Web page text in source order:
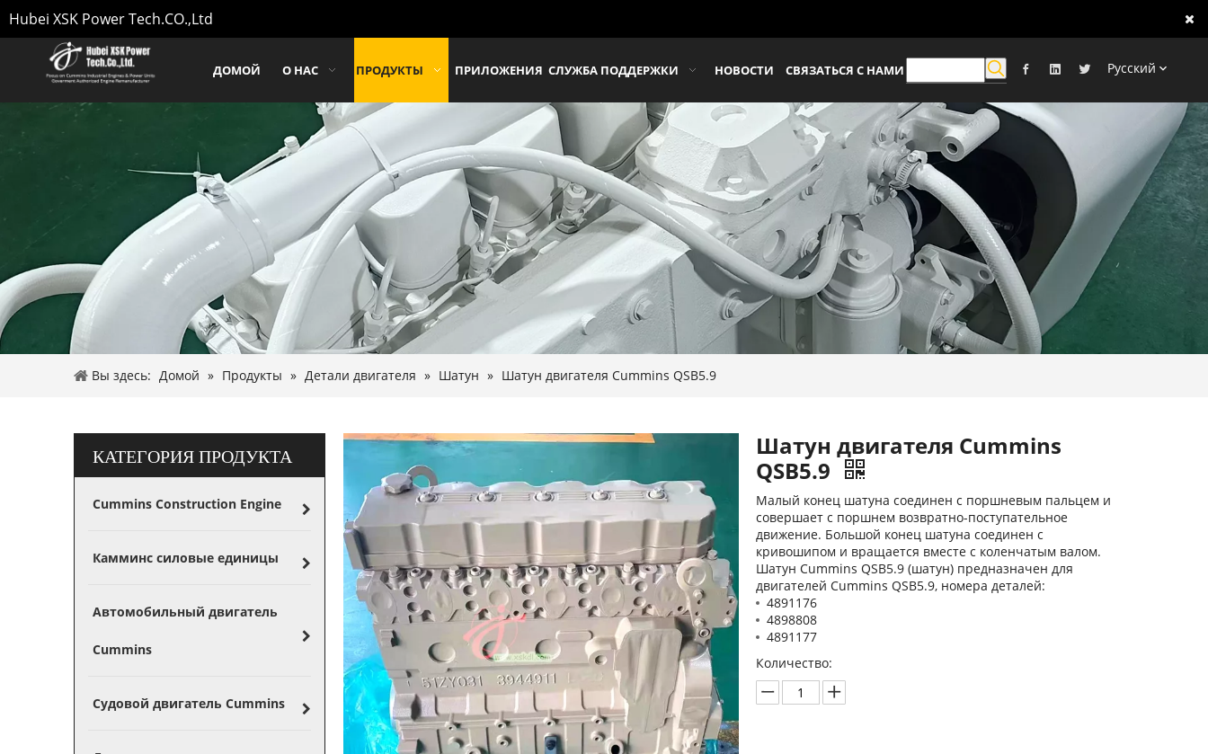
Hubei XSK Power Tech.CO.,Ltd
ДОМОЙ О НАС ПРОДУКТЫ ПРИЛОЖЕНИЯ СЛУЖБА ПОДДЕРЖКИ НОВОСТИ СВЯЗАТЬСЯ С НАМИ Pусский
Вы здесь: Домой » Продукты » Детали двигателя » Шатун » Шатун двигателя Cummins QSB5.9
КАТЕГОРИЯ ПРОДУКТА
Cummins Construction Engine
Камминс силовые единицы
Автомобильный двигатель
Cummins
Судовой двигатель Cummins
Шатун двигателя Cummins
QSB5.9
Малый конец шатуна соединен с поршневым пальцем и
совершает с поршнем возвратно-поступательное
движение. Большой конец шатуна соединен с
кривошипом и вращается вместе с коленчатым валом.
Шатун Cummins QSB5.9 (шатун) предназначен для
двигателей Cummins QSB5.9, номера деталей:
4891176
4898808
4891177
Количество: